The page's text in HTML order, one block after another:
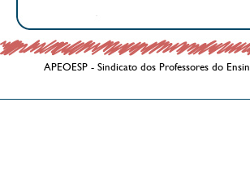
APEOESP - Sindicato dos Professores do